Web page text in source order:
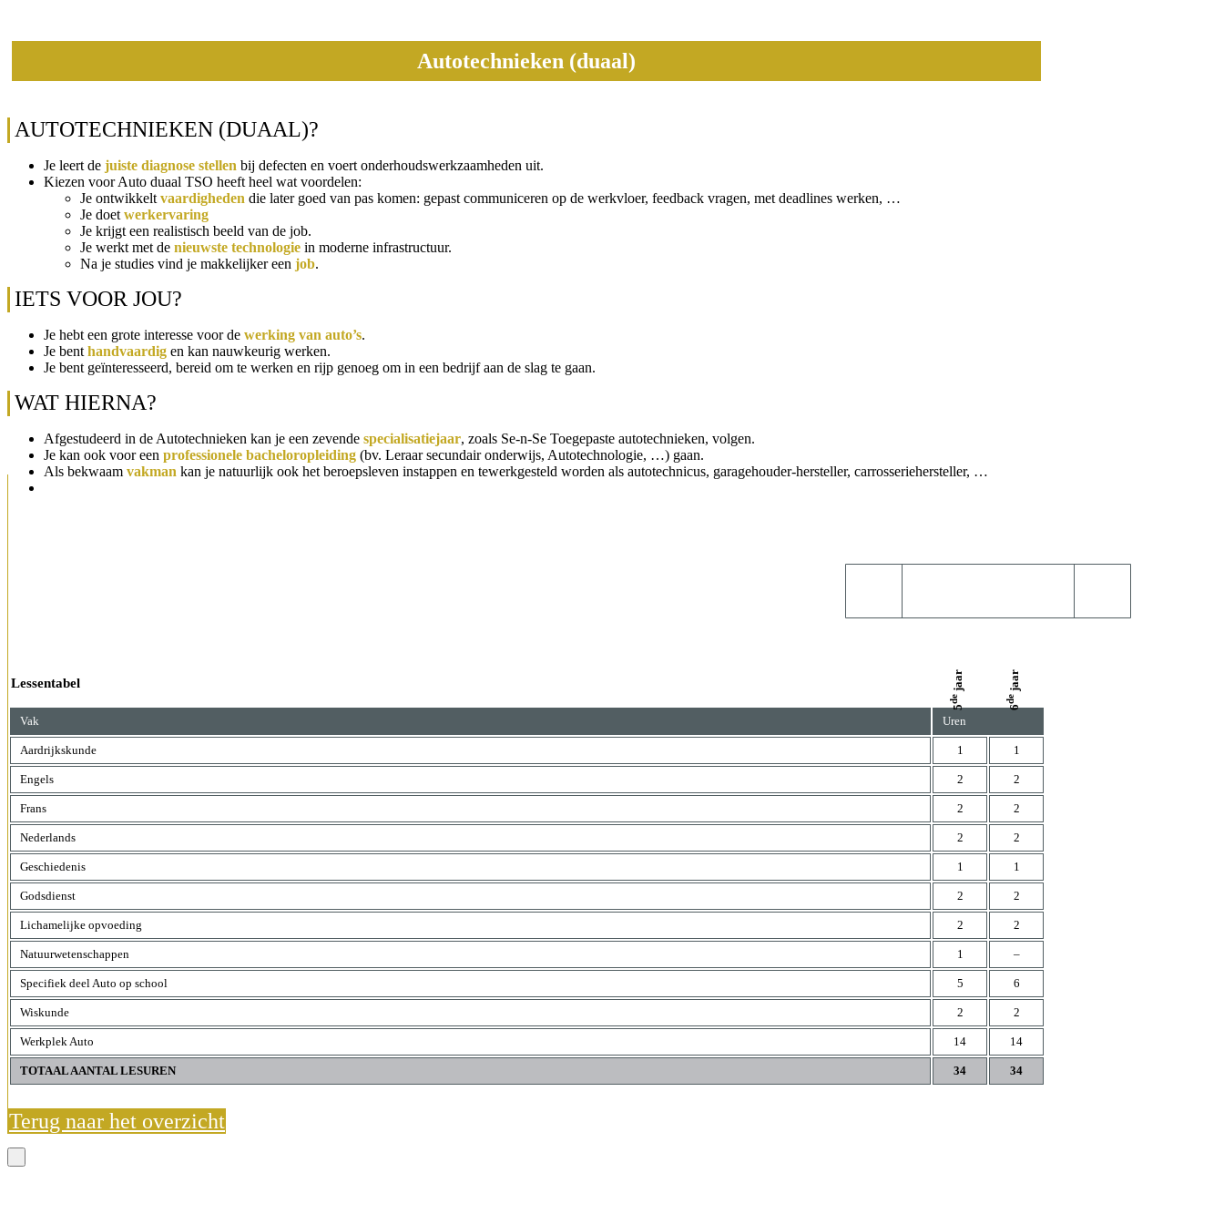
Autotechnieken (duaal)
AUTOTECHNIEKEN (DUAAL)?
Je leert de juiste diagnose stellen bij defecten en voert onderhoudswerkzaamheden uit.
Kiezen voor Auto duaal TSO heeft heel wat voordelen:
Je ontwikkelt vaardigheden die later goed van pas komen: gepast communiceren op de werkvloer, feedback vragen, met deadlines werken, …
Je doet werkervaring
Je krijgt een realistisch beeld van de job.
Je werkt met de nieuwste technologie in moderne infrastructuur.
Na je studies vind je makkelijker een job.
IETS VOOR JOU?
Je hebt een grote interesse voor de werking van auto’s.
Je bent handvaardig en kan nauwkeurig werken.
Je bent geïnteresseerd, bereid om te werken en rijp genoeg om in een bedrijf aan de slag te gaan.
WAT HIERNA?
Afgestudeerd in de Autotechnieken kan je een zevende specialisatiejaar, zoals Se-n-Se Toegepaste autotechnieken, volgen.
Je kan ook voor een professionele bacheloropleiding (bv. Leraar secundair onderwijs, Autotechnologie, …) gaan.
Als bekwaam vakman kan je natuurlijk ook het beroepsleven instappen en tewerkgesteld worden als autotechnicus, garagehouder-hersteller, carrosseriehersteller, …
Lessentabel
5
de
jaar
6
de
jaar
Vak Uren
Aardrijkskunde 1 1
Engels 2 2
Frans 2 2
Nederlands 2 2
Geschiedenis 1 1
Godsdienst 2 2
Lichamelijke opvoeding 2 2
Natuurwetenschappen 1 –
Specifiek deel Auto op school 5 6
Wiskunde 2 2
Werkplek Auto 14 14
TOTAAL AANTAL LESUREN 34 34
Terug naar het overzicht